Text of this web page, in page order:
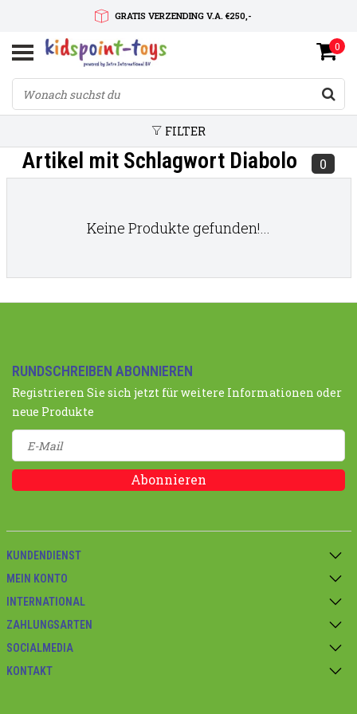
GRATIS VERZENDING V.A. €250,-
SNELLE LEVERTIJD
SERVICE OP MAAT
0
FILTER
Artikel mit Schlagwort Diabolo 0
Keine Produkte gefunden!...
RUNDSCHREIBEN ABONNIEREN
Registrieren Sie sich jetzt für weitere Informationen oder
neue Produkte
Abonnieren
KUNDENDIENST
MEIN KONTO
INTERNATIONAL
ZAHLUNGSARTEN
SOCIALMEDIA
KONTAKT